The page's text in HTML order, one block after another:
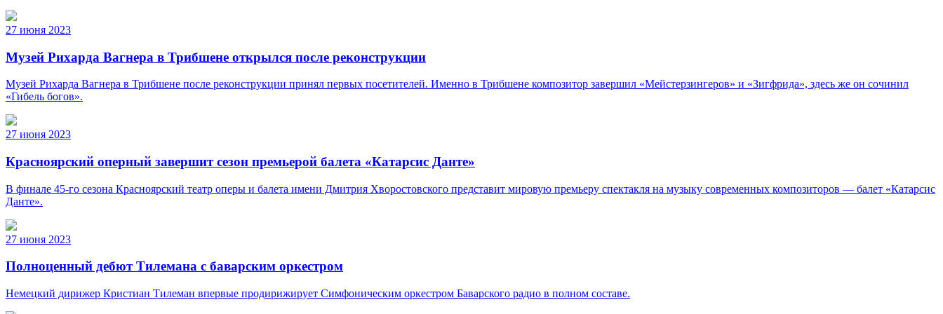
27 июня 2023
Музей Рихарда Вагнера в Трибшене открылся после реконструкции
Музей Рихарда Вагнера в Трибшене после реконструкции принял первых посетителей. Именно в Трибшене композитор завершил «Мейстерзингеров» и «Зигфрида», здесь же он сочинил
«Гибель богов».
27 июня 2023
Красноярский оперный завершит сезон премьерой балета «Катарсис Данте»
В финале 45-го сезона Красноярский театр оперы и балета имени Дмитрия Хворостовского представит мировую премьеру спектакля на музыку современных композиторов — балет «Катарсис
Данте».
27 июня 2023
Полноценный дебют Тилемана с баварским оркестром
Немецкий дирижер Кристиан Тилеман впервые продирижирует Симфоническим оркестром Баварского радио в полном составе.